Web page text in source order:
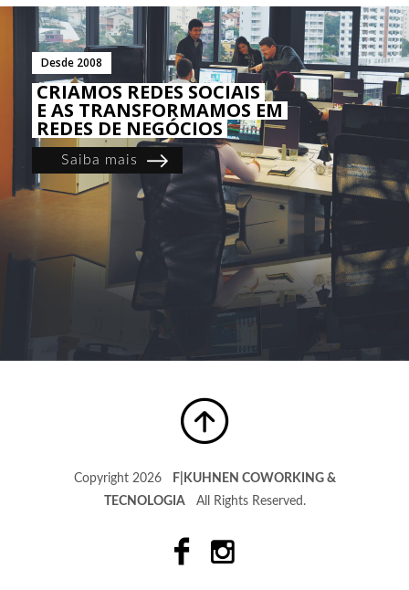
Desde 2008
CRIAMOS REDES SOCIAIS
E AS TRANSFORMAMOS EM
REDES DE NEGÓCIOS
Saiba mais
Copyright 2026
F|KUHNEN COWORKING &
TECNOLOGIAAll Rights Reserved.